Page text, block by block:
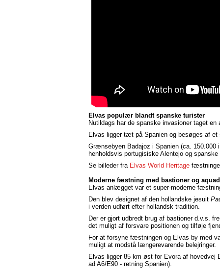
Elvas populær blandt spanske turister
Nutildags har de spanske invasioner taget en
Elvas ligger tæt på Spanien og besøges af
Grænsebyen Badajoz i Spanien (ca. 150.000
henholdsvis portugisiske Alentejo og
Se billeder fra Elvas World Heritage
Moderne fæstning med bastioner og
Elvas anlægget var et super-moderne
Den blev designet af den hollandske jesuit
i verden udført efter hollandsk tradition.
Der er gjort udbredt brug af bastioner d.v.s.
det muligt af forsvare positionen og tilføje
For at forsyne fæstningen og Elvas by med
muligt at modstå længerevarende belejringer.
Elvas ligger 85 km øst for Evora af hovedvej
ad A6/E90 - retning Spanien).